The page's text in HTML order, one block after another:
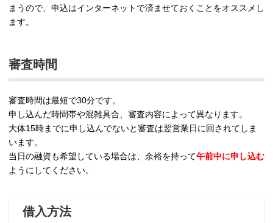
まうので、申込はインターネットで済ませておくことをオススメし
ます。
審査時間
審査時間は最短で30分です。
申し込んだ時間帯や混雑具合、審査内容によって異なります。
大体15時までに申し込んでないと審査は翌営業日に回されてしま
います。
当日の融資も希望している場合は、余裕を持って午前中に申し込む
ようにしてください。
借入方法